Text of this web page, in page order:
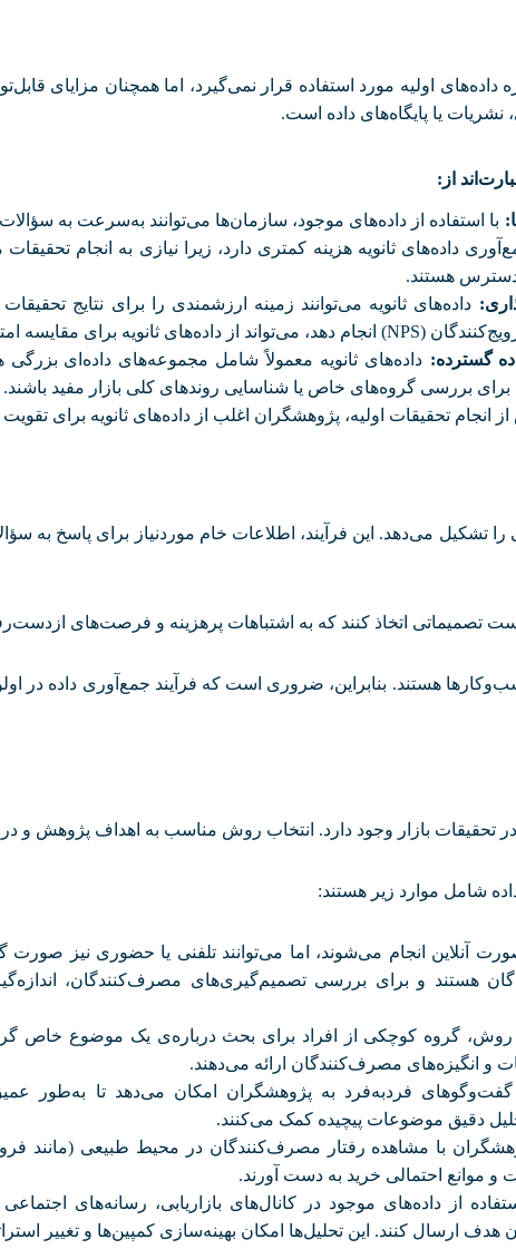
داده‌های اولیه مورد استفاده قرار نمی‌گیرد، اما همچنان مزایای
یا پایگاه‌های داده است.
از :
: با استفاده از داده‌های موجود، سازمان‌ها می‌توانند به‌سرعت به
داده‌های ثانویه هزینه کمتری دارد، زیرا نیازی به انجام
هستند.
: داده‌های ثانویه می‌توانند زمینه ارزشمندی را برای نتایج
(NPS) انجام دهد، می‌تواند از داده‌های ثانویه برای مقایسه
گسترده: داده‌های ثانویه معمولاً شامل مجموعه‌های داده‌ای
برای بررسی گروه‌های خاص یا شناسایی روندهای کلی بازار مفید باشند.
انجام تحقیقات اولیه، پژوهشگران اغلب از داده‌های ثانویه برای
را تشکیل می‌دهد. این فرآیند، اطلاعات خام موردنیاز برای پاسخ به
تصمیماتی اتخاذ کنند که به اشتباهات پرهزینه و فرصت‌های
هستند. بنابراین، ضروری است که فرآیند جمع‌آوری داده در
بازار وجود دارد. انتخاب روش مناسب به اهداف پژوهش و در
شامل موارد زیر هستند:
آنلاین انجام می‌شوند، اما می‌توانند تلفنی یا حضوری نیز
هستند و برای بررسی تصمیم‌گیری‌های مصرف‌کنندگان،
روش، گروه کوچکی از افراد برای بحث درباره‌ی یک موضوع خاص
و انگیزه‌های مصرف‌کنندگان ارائه می‌دهند.
گفت‌وگوهای فردبه‌فرد به پژوهشگران امکان می‌دهد تا به‌طور
دقیق موضوعات پیچیده کمک می‌کنند.
با مشاهده رفتار مصرف‌کنندگان در محیط طبیعی (مانند
و موانع احتمالی خرید به دست آورند.
از داده‌های موجود در کانال‌های بازاریابی، رسانه‌های
ارسال کنند. این تحلیل‌ها امکان بهینه‌سازی کمپین‌ها و تغییر